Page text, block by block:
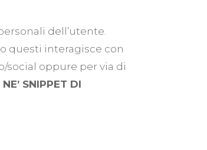
dell’utente.
questi interagisce con
social oppure per via di
SNIPPET DI